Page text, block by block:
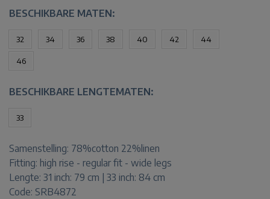
BESCHIKBARE MATEN:
32 34 36 38 40 42 44
46
BESCHIKBARE LENGTEMATEN:
33
Samenstelling: 78%cotton 22%linen
Fitting: high rise - regular fit - wide legs
Lengte: 31 inch: 79 cm | 33 inch: 84 cm
Code: SRB4872